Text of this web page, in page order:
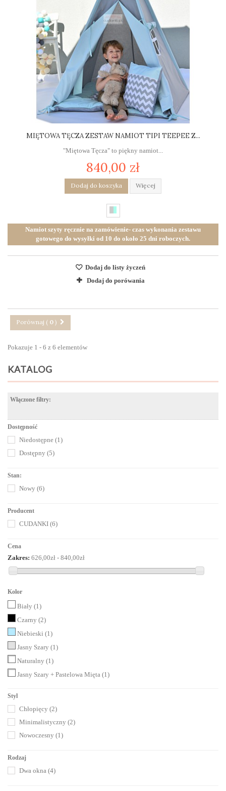
MIĘTOWA TĘCZA ZESTAW NAMIOT TIPI TEEPEE Z...
"Miętowa Tęcza" to piękny namiot...
840,00 zł
Dodaj do koszyka Więcej
Namiot szyty ręcznie na zamówienie- czas wykonania zestawu
gotowego do wysyłki od 10 do około 25 dni roboczych.
Dodaj do listy życzeń
Dodaj do porówania
Porównaj ( 0 )
Pokazuje 1 - 6 z 6 elementów
KATALOG
Włączone filtry:
Dostępność
Niedostępne (1)
Dostępny (5)
Stan:
Nowy (6)
Producent
CUDANKI (6)
Cena
Zakres: 626,00zł - 840,00zł
Kolor
Biały (1)
Czarny (2)
Niebieski (1)
Jasny Szary (1)
Naturalny (1)
Jasny Szary + Pastelowa Mięta (1)
Styl
Chłopięcy (2)
Minimalistyczny (2)
Nowoczesny (1)
Rodzaj
Dwa okna (4)